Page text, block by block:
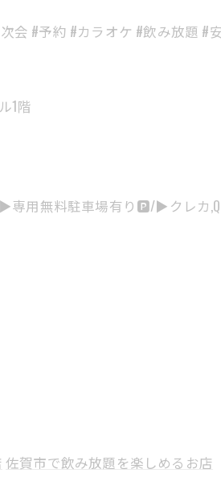
会 #予約 #カラオケ #飲み放題 #
1階
用無料駐車場有り🅿️/▶︎クレカ
佐賀市で飲み放題を楽しめるお店